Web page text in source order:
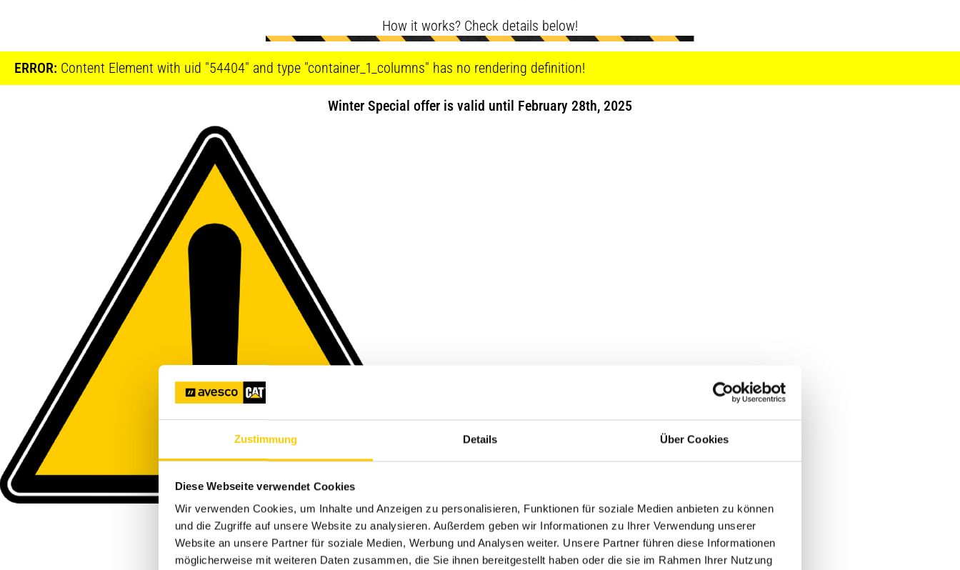
Zustimmung Details Über Cookies
Diese Webseite verwendet Cookies
Wir verwenden Cookies, um Inhalte und Anzeigen zu personalisieren, Funktionen für soziale Medien anbieten zu können
und die Zugriffe auf unsere Website zu analysieren. Außerdem geben wir Informationen zu Ihrer Verwendung unserer
Website an unsere Partner für soziale Medien, Werbung und Analysen weiter. Unsere Partner führen diese Informationen
möglicherweise mit weiteren Daten zusammen, die Sie ihnen bereitgestellt haben oder die sie im Rahmen Ihrer Nutzung
How it works? Check details below!
ERROR: Content Element with uid "54404" and type "container_1_columns" has no rendering definition!
Winter Special offer is valid until February 28th, 2025
THIS OFFER EXPIRED!